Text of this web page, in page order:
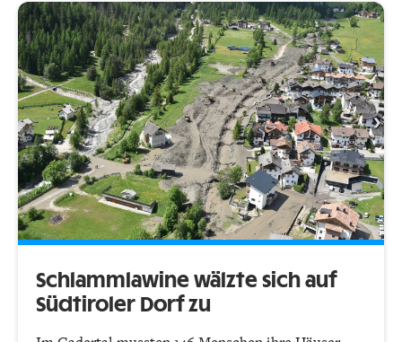
Schlammlawine wälzte sich auf
Südtiroler Dorf zu